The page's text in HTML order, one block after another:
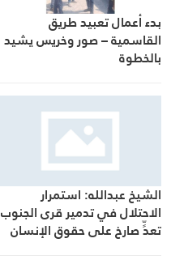
بدء أعمال تعبيد طريق
القاسمية – صور وخريس يشيد
بالخطوة
الشيخ عبدالله: استمرار
الاحتلال في تدمير قرى الجنوب
تعدٍّ صارخ على حقوق الإنسان